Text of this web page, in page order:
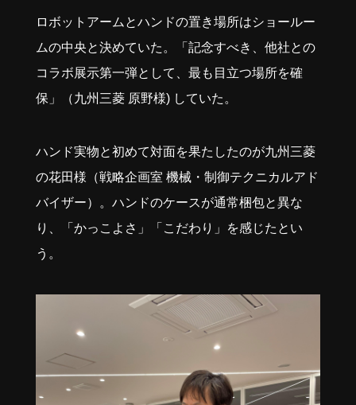
ロボットアームとハンドの置き場所はショールー
ムの中央と決めていた。「記念すべき、他社との
コラボ展示第一弾として、最も目立つ場所を確
保」（九州三菱 原野様) していた。
ハンド実物と初めて対面を果たしたのが九州三菱
の花田様（戦略企画室 機械・制御テクニカルアド
バイザー）。ハンドのケースが通常梱包と異な
り、「かっこよさ」「こだわり」を感じたとい
う。